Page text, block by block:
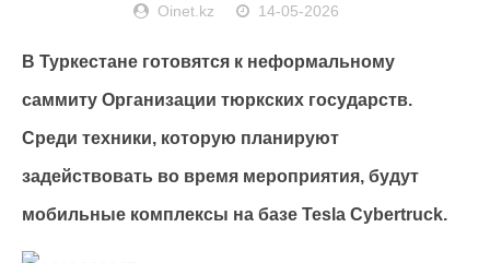
Oinet.kz 14-05-2026
В Туркестане готовятся к неформальному
саммиту Организации тюркских государств.
Среди техники, которую планируют
задействовать во время мероприятия, будут
мобильные комплексы на базе Tesla Cybertruck.